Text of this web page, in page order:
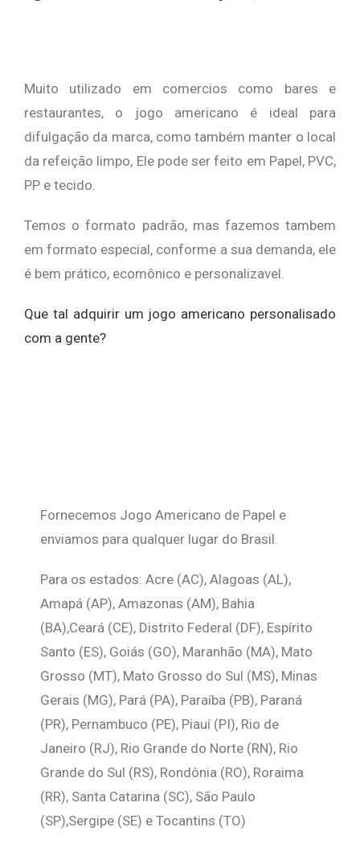
Muito utilizado em comercios como bares e
restaurantes, o jogo americano é ideal para
difulgação da marca, como também manter o local
da refeição limpo, Ele pode ser feito em Papel, PVC,
PP e tecido.
Temos o formato padrão, mas fazemos tambem
em formato especial, conforme a sua demanda, ele
é bem prático, ecomônico e personalizavel.
Que tal adquirir um jogo americano personalisado
com a gente?
Fornecemos Jogo Americano de Papel e
enviamos para qualquer lugar do Brasil.
Para os estados: Acre (AC), Alagoas (AL),
Amapá (AP), Amazonas (AM), Bahia
(BA),Ceará (CE), Distrito Federal (DF), Espírito
Santo (ES), Goiás (GO), Maranhão (MA), Mato
Grosso (MT), Mato Grosso do Sul (MS), Minas
Gerais (MG), Pará (PA), Paraíba (PB), Paraná
(PR), Pernambuco (PE), Piauí (PI), Rio de
Janeiro (RJ), Rio Grande do Norte (RN), Rio
Grande do Sul (RS), Rondônia (RO), Roraima
(RR), Santa Catarina (SC), São Paulo
(SP),Sergipe (SE) e Tocantins (TO)